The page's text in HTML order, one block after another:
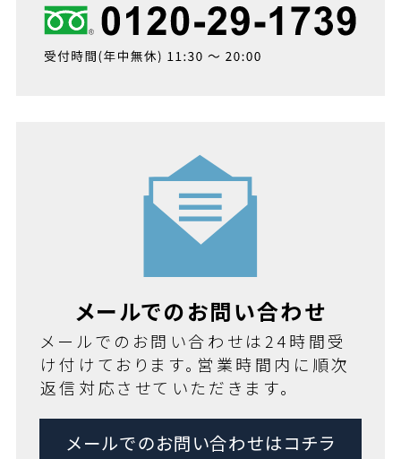
メールでのお問い合わせ
メールでのお問い合わせは24時間受
け付けております。営業時間内に順次
返信対応させていただきます。
メールでのお問い合わせはコチラ